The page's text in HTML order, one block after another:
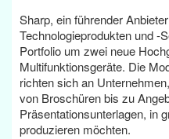
Sharp, ein führender
Technologieprodukten und -
Portfolio um zwei neue
Multifunktionsgeräte. Die
richten sich an
von Broschüren bis zu
Präsentationsunterlagen, in
produzieren möchten.